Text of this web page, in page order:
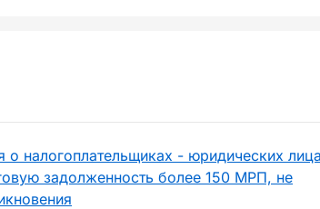
налогоплательщиках - юридических
задолженность более 150 МРП, не